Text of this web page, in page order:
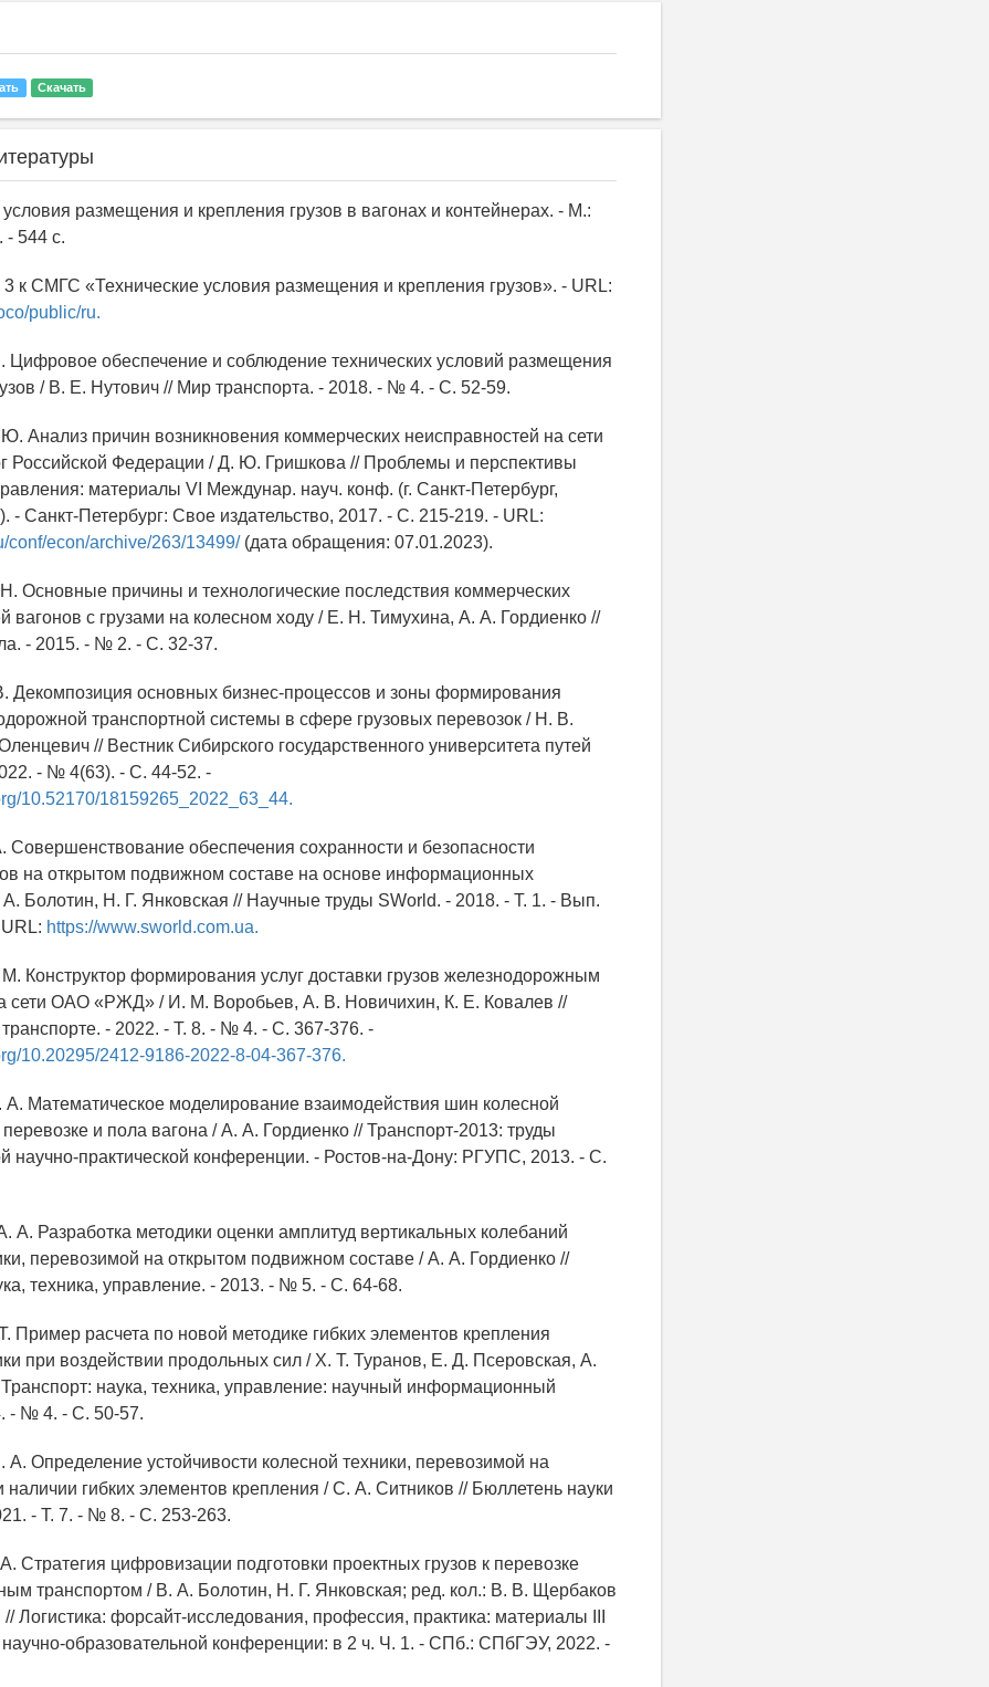
Скачать
условия размещения и крепления грузов в вагонах и контейнерах. - М.:
- 544 с.
к СМГС «Технические условия размещения и крепления грузов». - URL:
public/ru.
Цифровое обеспечение и соблюдение технических условий размещения
/ В. Е. Нутович // Мир транспорта. - 2018. - № 4. - С. 52-59.
Анализ причин возникновения коммерческих неисправностей на сети
Российской Федерации / Д. Ю. Гришкова // Проблемы и перспективы
материалы VI Междунар. науч. конф. (г. Санкт-Петербург,
- Санкт-Петербург: Свое издательство, 2017. - С. 215-219. - URL:
conf/econ/archive/263/13499/(дата обращения: 07.01.2023).
Основные причины и технологические последствия коммерческих
вагонов с грузами на колесном ходу / Е. Н. Тимухина, А. А. Гордиенко //
- 2015. - № 2. - С. 32-37.
Декомпозиция основных бизнес-процессов и зоны формирования
транспортной системы в сфере грузовых перевозок / Н. В.
// Вестник Сибирского государственного университета путей
- № 4(63). - С. 44-52. -
10.52170/18159265_2022_63_44.
Совершенствование обеспечения сохранности и безопасности
на открытом подвижном составе на основе информационных
А. Болотин, Н. Г. Янковская // Научные труды SWorld. - 2018. - Т. 1. - Вып.
https://www.sworld.com.ua.
Конструктор формирования услуг доставки грузов железнодорожным
сети ОАО «РЖД» / И. М. Воробьев, А. В. Новичихин, К. Е. Ковалев //
- 2022. - Т. 8. - № 4. - С. 367-376. -
10.20295/2412-9186-2022-8-04-367-376.
А. Математическое моделирование взаимодействия шин колесной
и пола вагона / А. А. Гордиенко // Транспорт-2013: труды
научно-практической конференции. - Ростов-на-Дону: РГУПС, 2013. - С.
А. Разработка методики оценки амплитуд вертикальных колебаний
перевозимой на открытом подвижном составе / А. А. Гордиенко //
техника, управление. - 2013. - № 5. - С. 64-68.
Пример расчета по новой методике гибких элементов крепления
при воздействии продольных сил / Х. Т. Туранов, Е. Д. Псеровская, А.
наука, техника, управление: научный информационный
- № 4. - С. 50-57.
А. Определение устойчивости колесной техники, перевозимой на
гибких элементов крепления / С. А. Ситников // Бюллетень науки
- Т. 7. - № 8. - С. 253-263.
Стратегия цифровизации подготовки проектных грузов к перевозке
транспортом / В. А. Болотин, Н. Г. Янковская; ред. кол.: В. В. Щербаков
// Логистика: форсайт-исследования, профессия, практика: материалы III
образовательной конференции: в 2 ч. Ч. 1. - СПб.: СПбГЭУ, 2022. -